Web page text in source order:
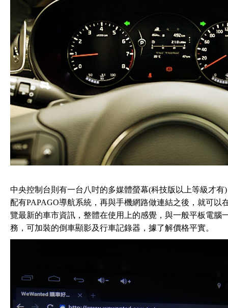
中央控制台則有一台八吋的多媒體螢幕(科技版以上等級才
配有PAPAGO導航系統，再與手機網路做連結之後，就可以
覽最新的車市資訊，整體在使用上的感覺，與一般平板電腦
務，可加裝的倒車顯影及行車記錄器，據了解價格平實。